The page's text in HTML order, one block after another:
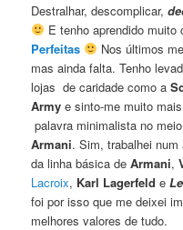
Destralhar, descomplicar,
E tenho aprendido muito
Perfeitas
Nos últimos
mas ainda falta. Tenho
lojas de caridade como a
Army e sinto-me muito
palavra minimalista no
Armani. Sim, trabalhei
da linha básica deArmani,
Lacroix, Karl Lagerfeld e
foi por isso que me deixei
melhores valores de tudo.